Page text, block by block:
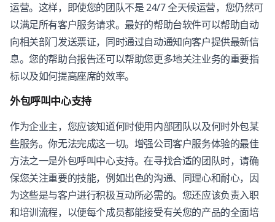
运营。这样，即使您的团队不是 24/7 全天候运营，您仍然可
以满足所有客户服务请求。最好的帮助台软件可以帮助自动
向相关部门发送票证，同时通过自动通知向客户提供最新信
息。您的帮助台报告还可以帮助您更多地关注业务的重要指
标以及如何提高座席的效率。
外包呼叫中心支持
作为企业主，您应该知道何时使用内部团队以及何时外包某
些服务。你无法完成这一切。增强公司客户服务体验的最佳
方法之一是外包呼叫中心支持。在寻找合适的团队时，请确
保您关注重要的技能，例如出色的沟通、同理心和耐心，因
为这些是与客户进行积极互动所必需的。您还应该负责入职
和培训流程，以便每个成员都能接受有关您的产品的全面培